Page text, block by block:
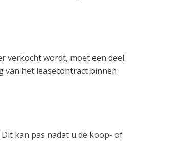
verkocht wordt, moet een deel
van het leasecontract binnen
kan pas nadat u de koop- of